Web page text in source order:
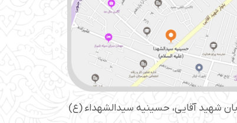
شهید آقایی، حسینیه سید‌الشهداء (ع)